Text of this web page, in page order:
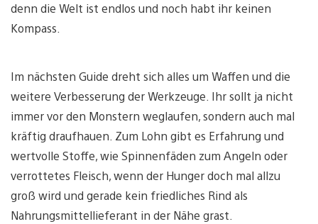
denn die Welt ist endlos und noch habt ihr keinen
Kompass.
Im nächsten Guide dreht sich alles um Waffen und die
weitere Verbesserung der Werkzeuge. Ihr sollt ja nicht
immer vor den Monstern weglaufen, sondern auch mal
kräftig draufhauen. Zum Lohn gibt es Erfahrung und
wertvolle Stoffe, wie Spinnenfäden zum Angeln oder
verrottetes Fleisch, wenn der Hunger doch mal allzu
groß wird und gerade kein friedliches Rind als
Nahrungsmittellieferant in der Nähe grast.